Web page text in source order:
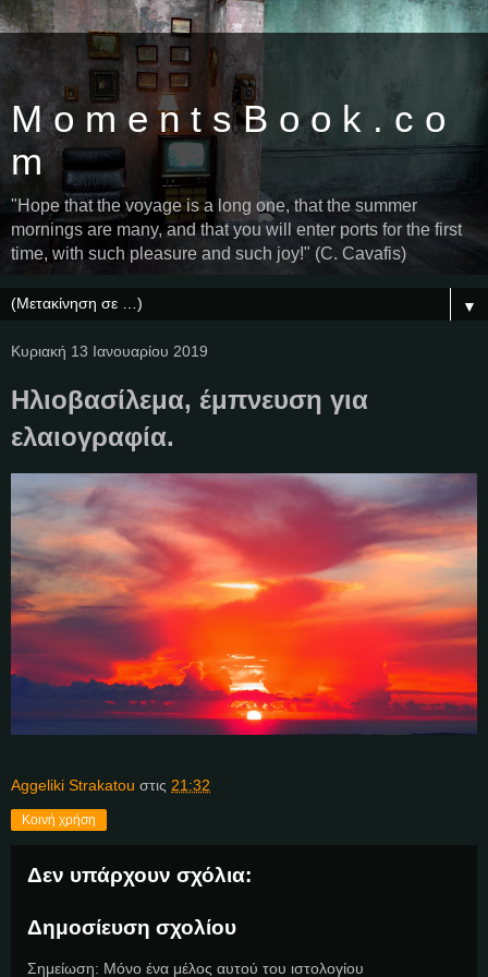
M o m e n t s B o o k . c o
m
"Hope that the voyage is a long one, that the summer
mornings are many, and that you will enter ports for the first
time, with such pleasure and such joy!" (C. Cavafis)
▼
Κυριακή 13 Ιανουαρίου 2019
Ηλιοβασίλεμα, έμπνευση για
ελαιογραφία.
Aggeliki Strakatou στις 21:32
Κοινή χρήση
Δεν υπάρχουν σχόλια:
Δημοσίευση σχολίου
Σημείωση: Μόνο ένα μέλος αυτού του ιστολογίου